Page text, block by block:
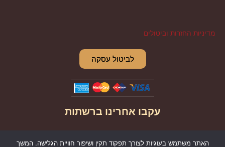
מדיניות החזרות וביטולים
לביטול עסקה
עקבו אחרינו ברשתות
F
I
האתר משתמש בעוגיות לצורך תפקוד תקין ושיפור חוויית הגלישה. המשך